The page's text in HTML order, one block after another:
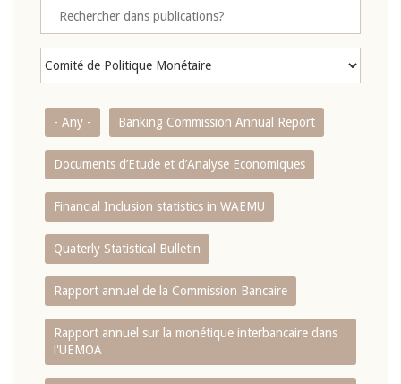
- Any - Banking Commission Annual Report
Documents d’Etude et d’Analyse Economiques
Financial Inclusion statistics in WAEMU
Quaterly Statistical Bulletin
Rapport annuel de la Commission Bancaire
Rapport annuel sur la monétique interbancaire dans
l'UEMOA